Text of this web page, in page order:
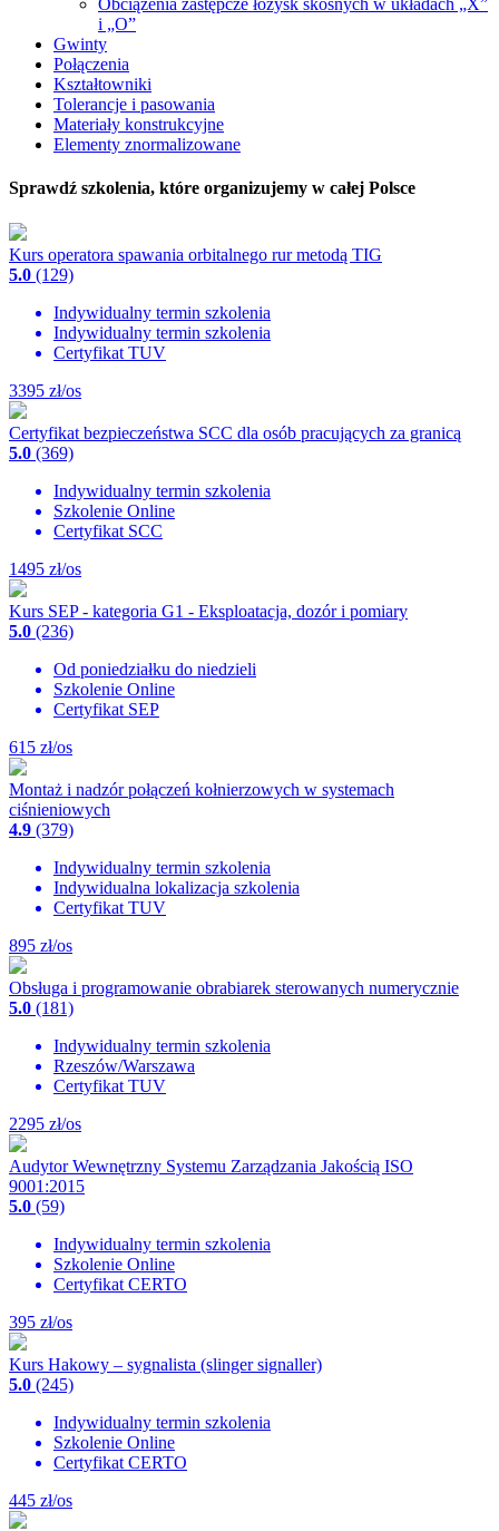
Obciążenia zastępcze łożysk skośnych w układach „X”
i „O”
Gwinty
Połączenia
Kształtowniki
Tolerancje i pasowania
Materiały konstrukcyjne
Elementy znormalizowane
Sprawdź szkolenia, które organizujemy w całej Polsce
Kurs operatora spawania orbitalnego rur metodą TIG
5.0 (129)
Indywidualny termin szkolenia
Indywidualny termin szkolenia
Certyfikat TUV
3395 zł/os
Certyfikat bezpieczeństwa SCC dla osób pracujących za granicą
5.0 (369)
Indywidualny termin szkolenia
Szkolenie Online
Certyfikat SCC
1495 zł/os
Kurs SEP - kategoria G1 - Eksploatacja, dozór i pomiary
5.0 (236)
Od poniedziałku do niedzieli
Szkolenie Online
Certyfikat SEP
615 zł/os
Montaż i nadzór połączeń kołnierzowych w systemach
ciśnieniowych
4.9 (379)
Indywidualny termin szkolenia
Indywidualna lokalizacja szkolenia
Certyfikat TUV
895 zł/os
Obsługa i programowanie obrabiarek sterowanych numerycznie
5.0 (181)
Indywidualny termin szkolenia
Rzeszów/Warszawa
Certyfikat TUV
2295 zł/os
Audytor Wewnętrzny Systemu Zarządzania Jakością ISO
9001:2015
5.0 (59)
Indywidualny termin szkolenia
Szkolenie Online
Certyfikat CERTO
395 zł/os
Kurs Hakowy – sygnalista (slinger signaller)
5.0 (245)
Indywidualny termin szkolenia
Szkolenie Online
Certyfikat CERTO
445 zł/os